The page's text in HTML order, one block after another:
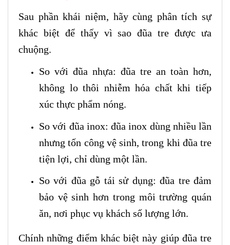
Sau phần khái niệm, hãy cùng phân tích sự
khác biệt để thấy vì sao đũa tre được ưa
chuộng.
So với đũa nhựa: đũa tre an toàn hơn,
không lo thôi nhiễm hóa chất khi tiếp
xúc thực phẩm nóng.
So với đũa inox: đũa inox dùng nhiều lần
nhưng tốn công vệ sinh, trong khi đũa tre
tiện lợi, chỉ dùng một lần.
So với đũa gỗ tái sử dụng: đũa tre đảm
bảo vệ sinh hơn trong môi trường quán
ăn, nơi phục vụ khách số lượng lớn.
Chính những điểm khác biệt này giúp đũa tre